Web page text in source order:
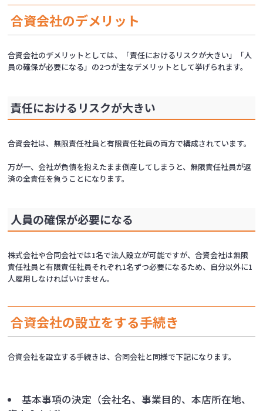
合資会社のデメリット
合資会社のデメリットとしては、「責任におけるリスクが大きい」「人
員の確保が必要になる」の2つが主なデメリットとして挙げられます。
責任におけるリスクが大きい
合資会社は、無限責任社員と有限責任社員の両方で構成されています。
万が一、会社が負債を抱えたまま倒産してしまうと、無限責任社員が返
済の全責任を負うことになります。
人員の確保が必要になる
株式会社や合同会社では1名で法人設立が可能ですが、合資会社は無限
責任社員と有限責任社員それぞれ1名ずつ必要になるため、自分以外に1
人雇用しなければいけません。
合資会社の設立をする手続き
合資会社を設立する手続きは、合同会社と同様で下記になります。
基本事項の決定（会社名、事業目的、本店所在地、